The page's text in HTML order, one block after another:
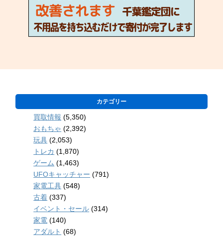
カテゴリー
買取情報 (5,350)
おもちゃ (2,392)
玩具 (2,053)
トレカ (1,870)
ゲーム (1,463)
UFOキャッチャー (791)
家電工具 (548)
古着 (337)
イベント・セール (314)
家電 (140)
アダルト (68)